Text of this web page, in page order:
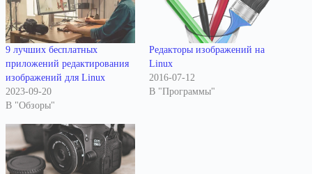
9 лучших бесплатных
приложений редактирования
изображений для Linux
2023-09-20
В "Обзоры"
Редакторы изображений на
Linux
2016-07-12
В "Программы"